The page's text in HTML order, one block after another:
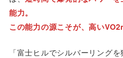
能力。
この能力の源こそが、高い
「富士ヒルでシルバーリング